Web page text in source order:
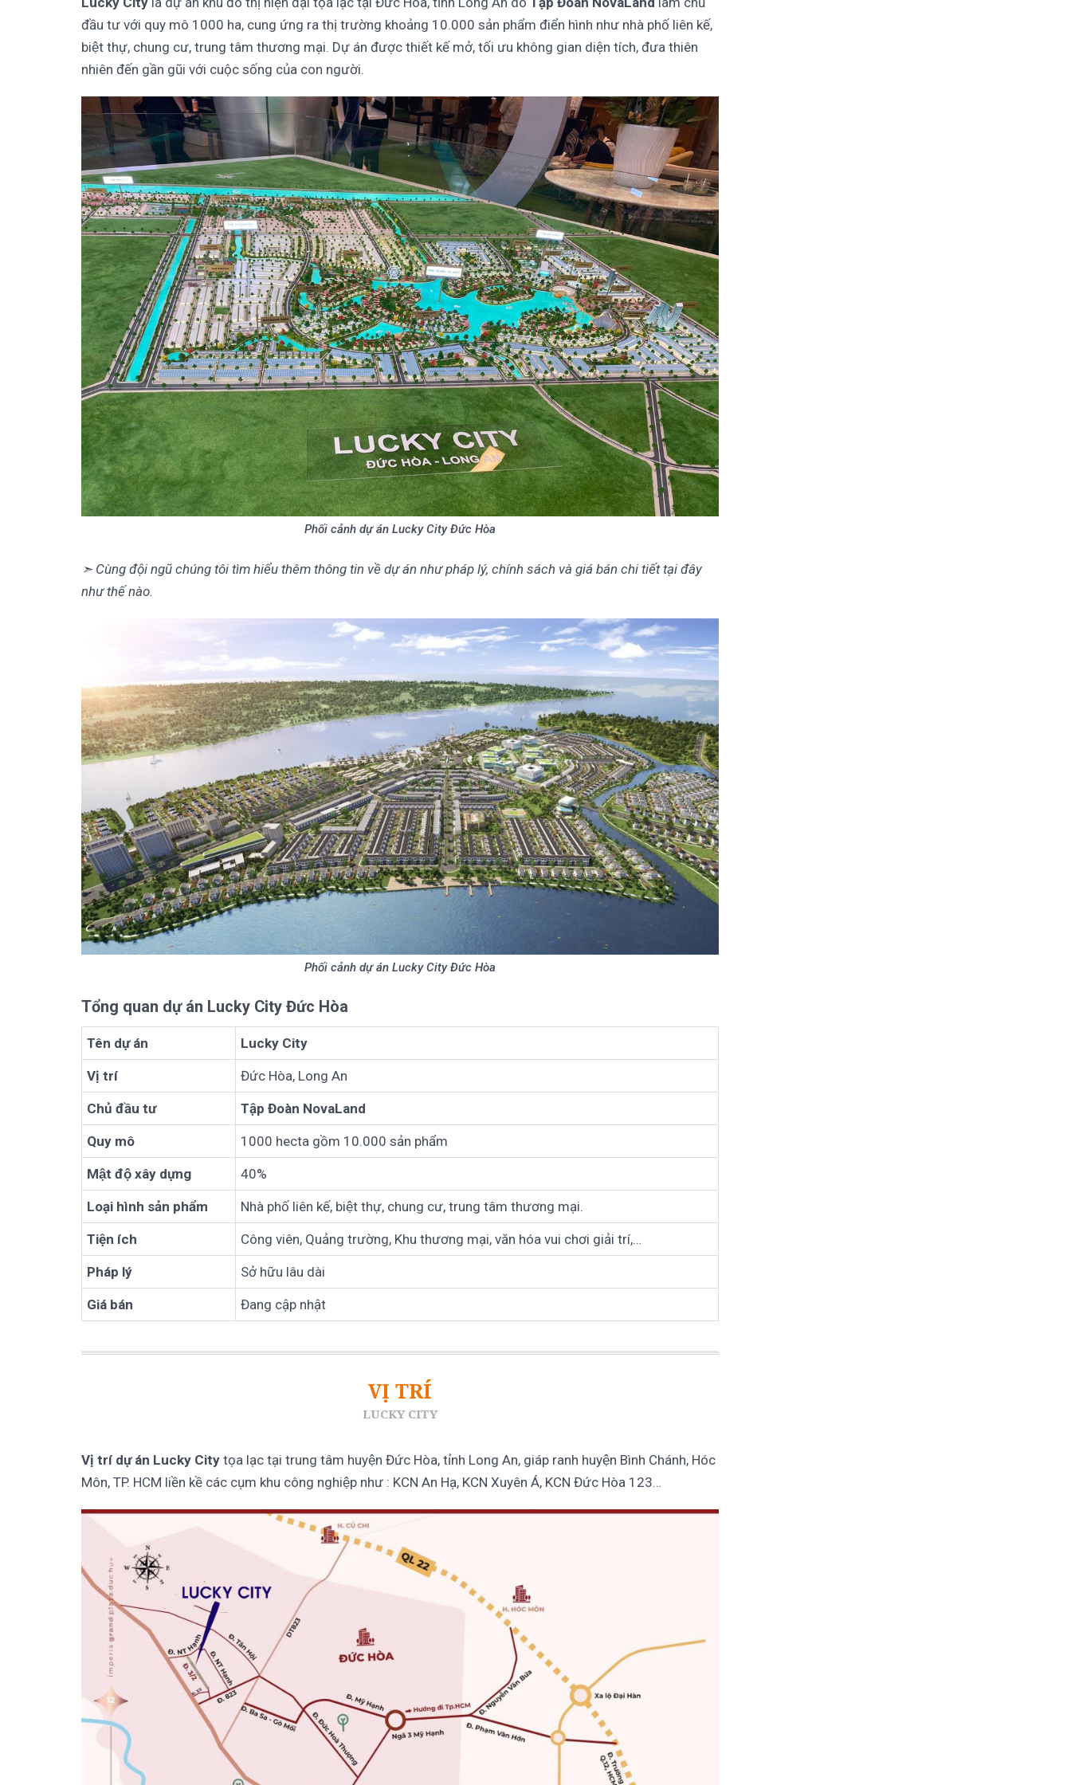
đầu tư với quy mô 1000 ha, cung ứng ra thị trường khoảng 10.000 sản phẩm điển hình như nhà phố liên kế,
biệt thự, chung cư, trung tâm thương mại. Dự án được thiết kế mở, tối ưu không gian diện tích, đưa thiên
nhiên đến gần gũi với cuộc sống của con người.
Phối cảnh dự án Lucky City Đức Hòa
➣ Cùng đội ngũ chúng tôi tìm hiểu thêm thông tin về dự án như pháp lý, chính sách và giá bán chi tiết tại đây
như thế nào.
Phối cảnh dự án Lucky City Đức Hòa
Tổng quan dự án Lucky City Đức Hòa
Tên dự án Lucky City
Vị trí Đức Hòa, Long An
Chủ đầu tư Tập Đoàn NovaLand
Quy mô 1000 hecta gồm 10.000 sản phẩm
Mật độ xây dựng 40%
Loại hình sản phẩm Nhà phố liên kế, biệt thự, chung cư, trung tâm thương mại.
Tiện ích Công viên, Quảng trường, Khu thương mại, văn hóa vui chơi giải trí,…
Pháp lý Sở hữu lâu dài
Giá bán Đang cập nhật
VỊ TRÍ
LUCKY CITY
Vị trí dự án Lucky City tọa lạc tại trung tâm huyện Đức Hòa, tỉnh Long An, giáp ranh huyện Bình Chánh, Hóc
Môn, TP. HCM liền kề các cụm khu công nghiệp như : KCN An Hạ, KCN Xuyên Á, KCN Đức Hòa 123…